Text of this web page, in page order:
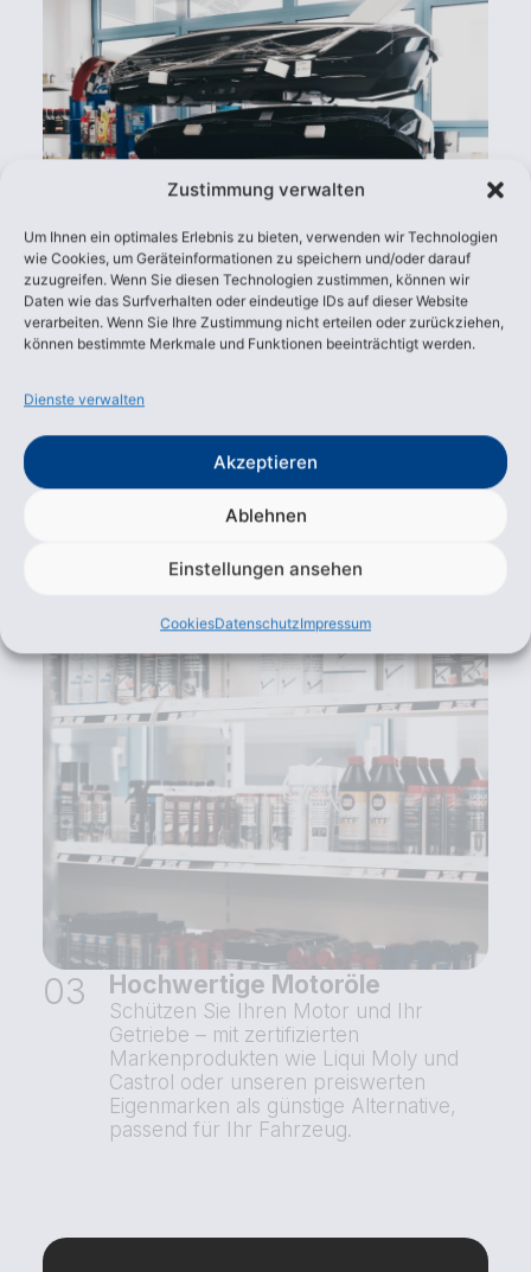
Zustimmung verwalten
Um Ihnen ein optimales Erlebnis zu bieten, verwenden wir Technologien
wie Cookies, um Geräteinformationen zu speichern und/oder darauf
zuzugreifen. Wenn Sie diesen Technologien zustimmen, können wir
Daten wie das Surfverhalten oder eindeutige IDs auf dieser Website
verarbeiten. Wenn Sie Ihre Zustimmung nicht erteilen oder zurückziehen,
können bestimmte Merkmale und Funktionen beeinträchtigt werden.
Dienste verwalten
Akzeptieren
Ablehnen
Einstellungen ansehen
CookiesDatenschutzImpressum
02 Thule-Sortiment
Reise – entdecken Sie unser Sortiment
Skiträger und Dachboxen für den
Winter – wir haben das passende
Produkt für jeden Anlass.
03 Hochwertige Motoröle
Schützen Sie Ihren Motor und Ihr
Getriebe – mit zertifizierten
Markenprodukten wie Liqui Moly und
Castrol oder unseren preiswerten
Eigenmarken als günstige Alternative,
passend für Ihr Fahrzeug.